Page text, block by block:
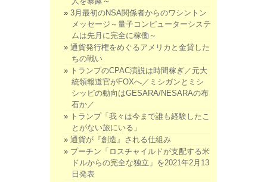
3月最初のNSA関係者からのワシントン
メッセージ～量子コンピューターシステ
ムは先月に完全に稼働～
通貨発行権をめぐるアメリカと金貸した
ちの戦い
トランプのCPAC演説は時間稼ぎ／元大
統領報道官がFOXへ／ミシガンとミシ
シッピの動向はGESARA/NESARAの布
石か／
トランプ「我々は今まで誰も経験したこ
とがない旅にいる」
通貨が『創造』される仕組み
プーチン「ロスチャイルドが支配する米
ドルからの完全な独立」を2021年2月13
日発表